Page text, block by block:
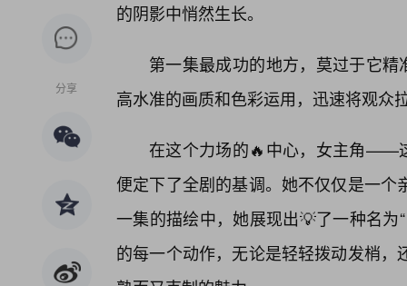
分享
的阴影中悄然生长。
第一集最成功的地方，莫过于它精
高水准的画质和色彩运用，迅速将观众
在这个力场的🔥中心，女主角——
便定下了全剧的基调。她不仅仅是一
一集的描绘中，她展现出💡了一种名
的每一个动作，无论是轻轻拨动发梢